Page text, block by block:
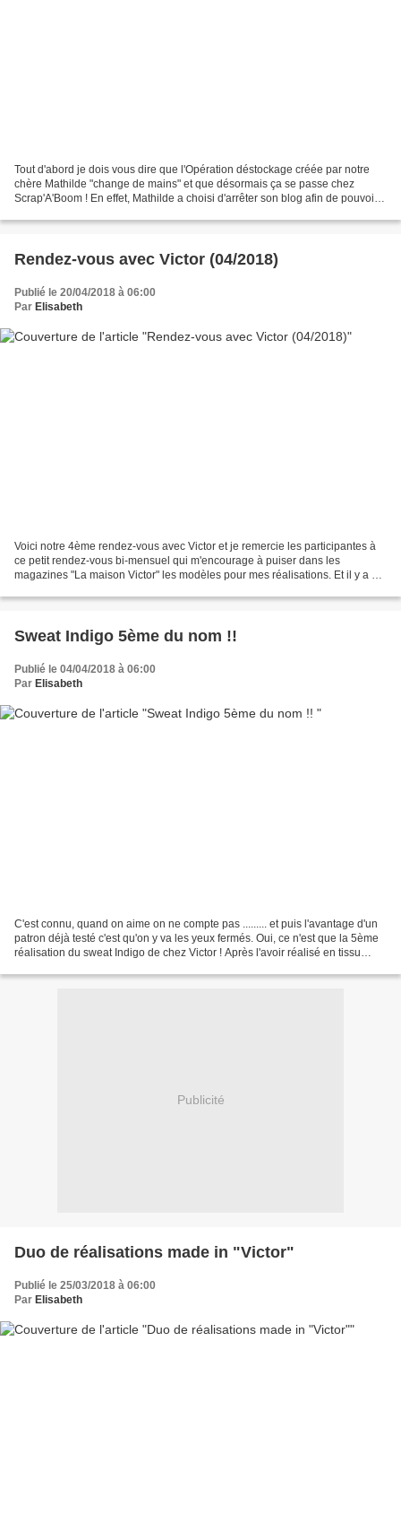
Tout d'abord je dois vous dire que l'Opération déstockage créée par notre
chère Mathilde "change de mains" et que désormais ça se passe chez
Scrap'A'Boom ! En effet, Mathilde a choisi d'arrêter son blog afin de pouvoir
Rendez-vous avec Victor (04/2018)
Publié le 20/04/2018 à 06:00
Par Elisabeth
Voici notre 4ème rendez-vous avec Victor et je remercie les participantes à
ce petit rendez-vous bi-mensuel qui m'encourage à puiser dans les
magazines "La maison Victor" les modèles pour mes réalisations. Et il y a de
Sweat Indigo 5ème du nom !!
Publié le 04/04/2018 à 06:00
Par Elisabeth
C'est connu, quand on aime on ne compte pas ......... et puis l'avantage d'un
patron déjà testé c'est qu'on y va les yeux fermés. Oui, ce n'est que la 5ème
réalisation du sweat Indigo de chez Victor ! Après l'avoir réalisé en tissu
Publicité
Duo de réalisations made in "Victor"
Publié le 25/03/2018 à 06:00
Par Elisabeth